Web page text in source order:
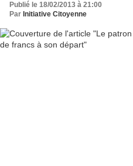
Publié le 18/02/2013 à 21:00
Par Initiative Citoyenne